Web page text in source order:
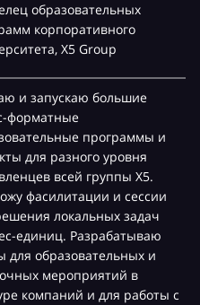
образовательных
корпоративного
Х5 Group
и запускаю большие
форматные
программы и
для разного уровня
всей группы Х5.
фасилитации и сессии
локальных задач
единиц. Разрабатываю
для образовательных и
мероприятий в
компаний и для работы с